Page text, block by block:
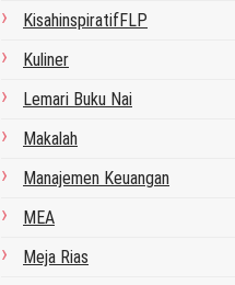
KisahinspiratifFLP
Kuliner
Lemari Buku Nai
Makalah
Manajemen Keuangan
MEA
Meja Rias